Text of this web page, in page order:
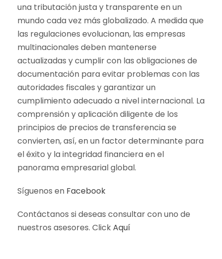
una tributación justa y transparente en un
mundo cada vez más globalizado. A medida que
las regulaciones evolucionan, las empresas
multinacionales deben mantenerse
actualizadas y cumplir con las obligaciones de
documentación para evitar problemas con las
autoridades fiscales y garantizar un
cumplimiento adecuado a nivel internacional. La
comprensión y aplicación diligente de los
principios de precios de transferencia se
convierten, así, en un factor determinante para
el éxito y la integridad financiera en el
panorama empresarial global.
Síguenos en Facebook
Contáctanos si deseas consultar con uno de
nuestros asesores. ClickAquí